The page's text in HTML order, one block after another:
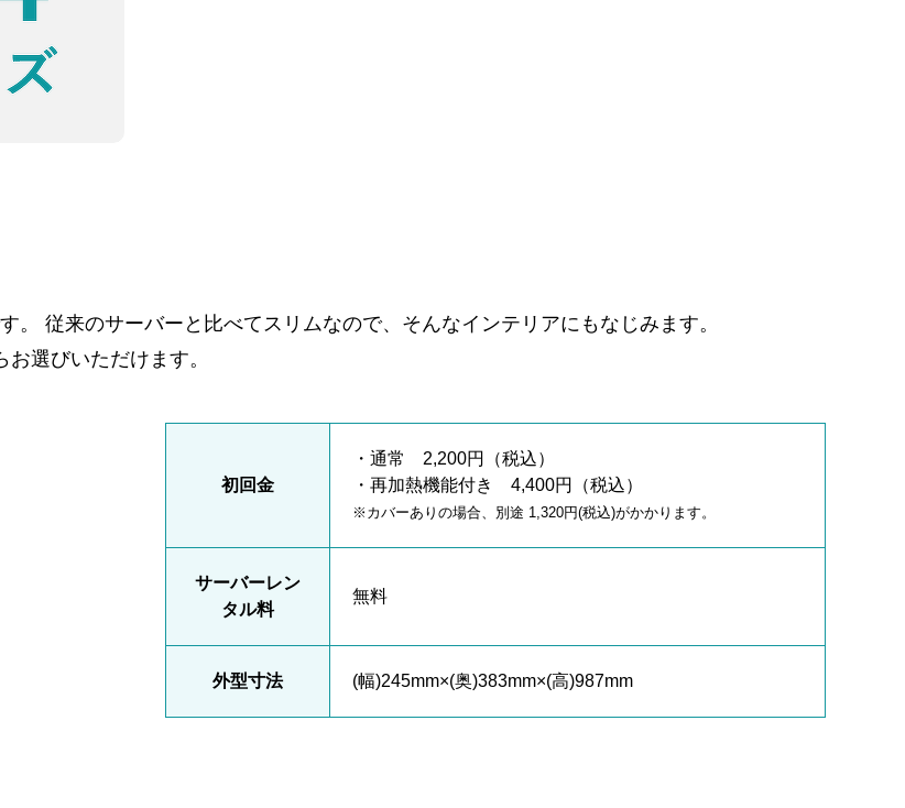
従来のサーバーと比べてスリムなので、そんなインテリアにもなじみます。
選びいただけます。
初回金
・通常 2,200円（税込）
・再加熱機能付き 4,400円（税込）
※カバーありの場合、別途 1,320円(税込)がかかります。
サーバーレン
タル料
無料
外型寸法 (幅)245mm×(奥)383mm×(高)987mm